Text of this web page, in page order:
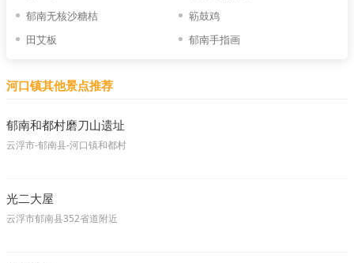
郁南无核沙糖桔
簕鼓鸡
田艾板
郁南手指画
河口镇其他景点推荐
郁南和都村磨刀山遗址
云浮市-郁南县-河口镇和都村
光二大屋
云浮市郁南县352省道附近